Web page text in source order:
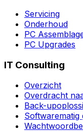
Servicing
Onderhoud
PC
PC Upgrades
IT Consulting
Overzicht
Overdracht
Back-
Softwarematig